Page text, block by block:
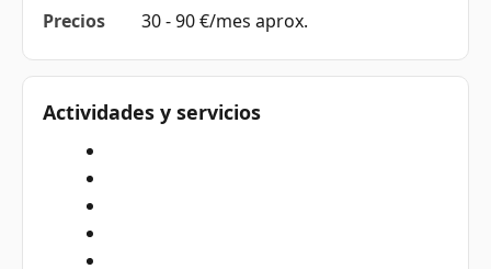
Precios
30 - 90 €/mes aprox.
Actividades y servicios